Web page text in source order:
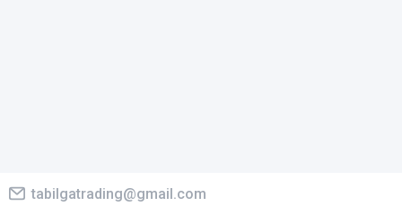
tabilgatrading@gmail.com